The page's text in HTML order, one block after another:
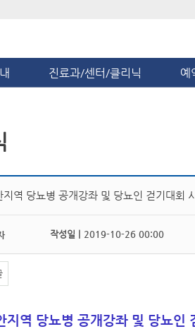
진료과/센터/클리닉 예
역 당뇨병 공개강좌 및 당뇨인 걷기대회
작성일 | 2019-10-26 00:00
역 당뇨병 공개강좌 및 당뇨인